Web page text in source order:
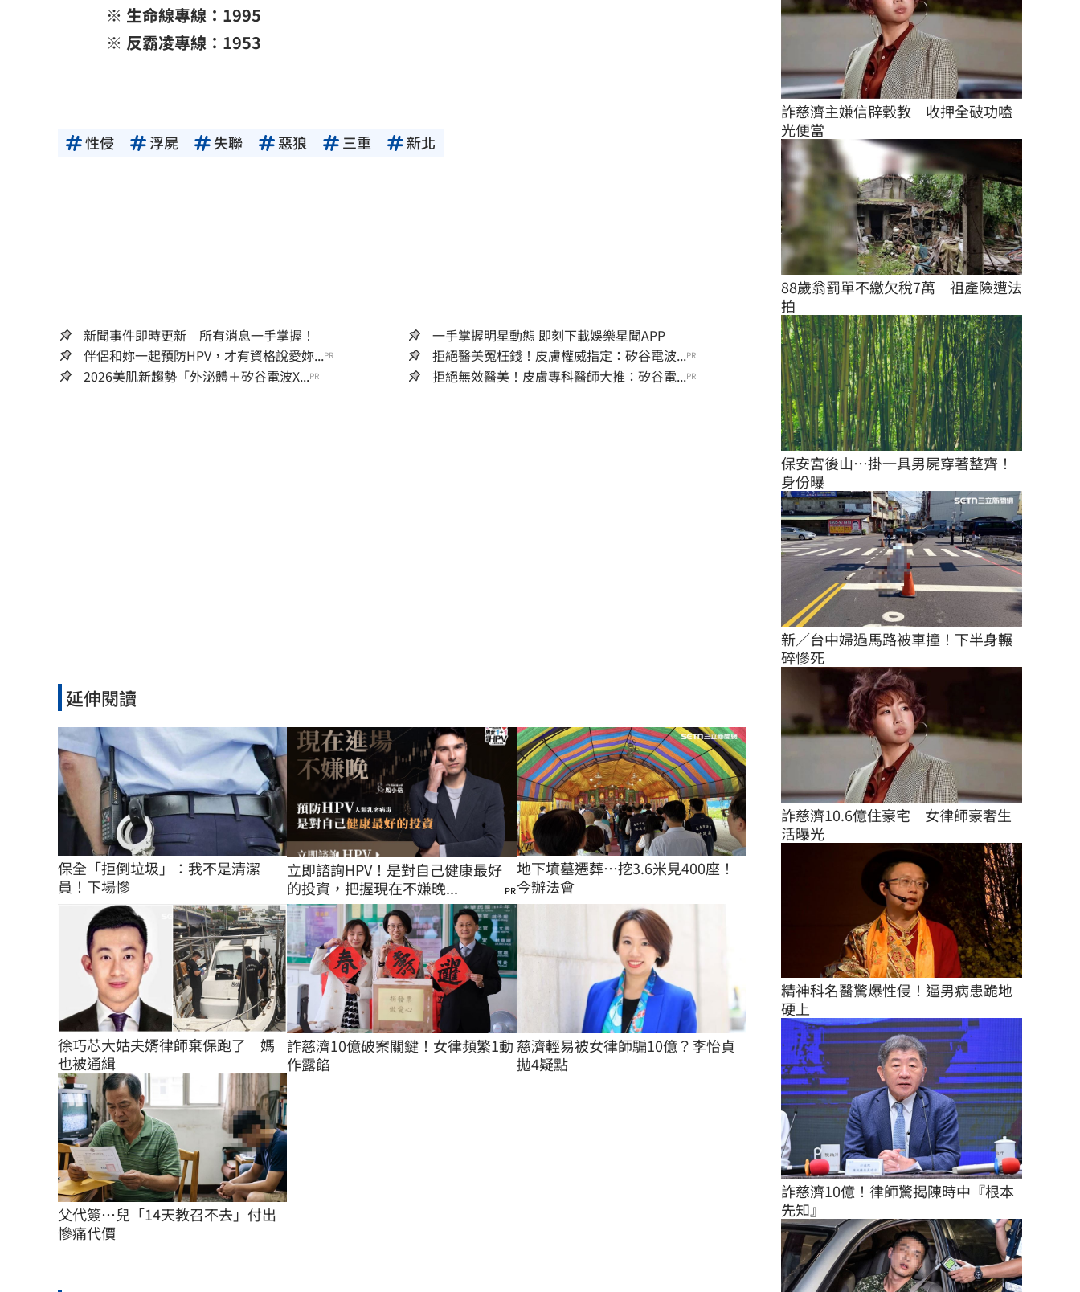
※ 生命線專線：1995
※ 反霸凌專線：1953
性侵 浮屍 失聯 惡狼 三重 新北
新聞事件即時更新 所有消息一手掌握！
一手掌握明星動態 即刻下載娛樂星聞APP
伴侶和妳一起預防HPV，才有資格說愛妳...PR 拒絕醫美冤枉錢！皮膚權威指定：矽谷電波...PR
2026美肌新趨勢「外泌體＋矽谷電波X...PR 拒絕無效醫美！皮膚專科醫師大推：矽谷電...PR
延伸閱讀
保全「拒倒垃圾」：我不是清潔
員！下場慘
立即諮詢HPV！是對自己健康最好
的投資，把握現在不嫌晚...
PR
地下墳墓遷葬…挖3.6米見400座！
今辦法會
徐巧芯大姑夫婿律師棄保跑了　媽
也被通緝
詐慈濟10億破案關鍵！女律頻繁1動
作露餡
慈濟輕易被女律師騙10億？李怡貞
拋4疑點
父代簽…兒「14天教召不去」付出
慘痛代價
詐慈濟主嫌信辟穀教　收押全破功嗑
光便當
88歲翁罰單不繳欠稅7萬　祖產險遭法
拍
保安宮後山…掛一具男屍穿著整齊！
身份曝
新／台中婦過馬路被車撞！下半身輾
碎慘死
詐慈濟10.6億住豪宅　女律師豪奢生
活曝光
精神科名醫驚爆性侵！逼男病患跪地
硬上
詐慈濟10億！律師驚揭陳時中『根本
先知』